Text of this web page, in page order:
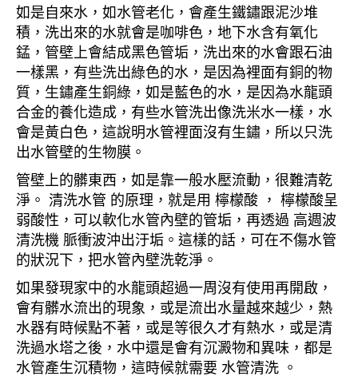
如是自來水，如水管老化，會產生鐵鏽跟泥沙堆
積，洗出來的水就會是咖啡色，地下水含有氧化
錳，管壁上會結成黑色管垢，洗出來的水會跟石油
一樣黑，有些洗出綠色的水，是因為裡面有銅的物
質，生鏽產生銅綠，如是藍色的水，是因為水龍頭
合金的養化造成，有些水管洗出像洗米水一樣，水
會是黃白色，這說明水管裡面沒有生鏽，所以只洗
出水管壁的生物膜。
管壁上的髒東西，如是靠一般水壓流動，很難清乾
淨。 清洗水管 的原理，就是用 檸檬酸 ， 檸檬酸呈
弱酸性，可以軟化水管內壁的管垢，再透過 高週波
清洗機 脈衝波沖出汙垢。這樣的話，可在不傷水管
的狀況下，把水管內壁洗乾淨。
如果發現家中的水龍頭超過一周沒有使用再開啟，
會有髒水流出的現象，或是流出水量越來越少，熱
水器有時候點不著，或是等很久才有熱水，或是清
洗過水塔之後，水中還是會有沉澱物和異味，都是
水管產生沉積物，這時候就需要 水管清洗 。